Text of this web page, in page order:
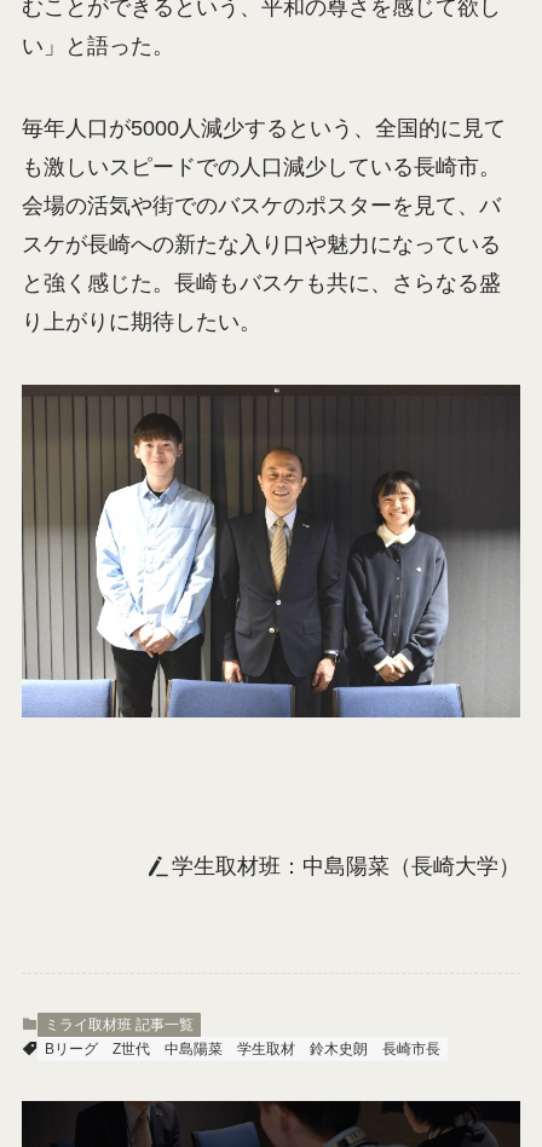
むことができるという、平和の尊さを感じて欲し
い」と語った。
毎年人口が5000人減少するという、全国的に見て
も激しいスピードでの人口減少している長崎市。
会場の活気や街でのバスケのポスターを見て、バ
スケが長崎への新たな入り口や魅力になっている
と強く感じた。長崎もバスケも共に、さらなる盛
り上がりに期待したい。
学生取材班：中島陽菜（長崎大学）
ミライ取材班 記事一覧
Bリーグ
Z世代 中島陽菜 学生取材 鈴木史朗 長崎市長